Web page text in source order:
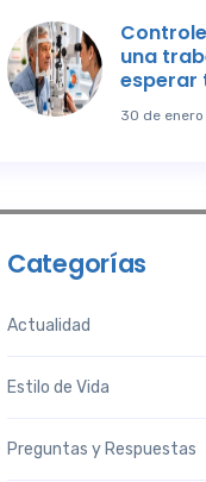
una
esperar
30 de
Categorías
Actualidad
Estilo de Vida
Preguntas y Respuestas